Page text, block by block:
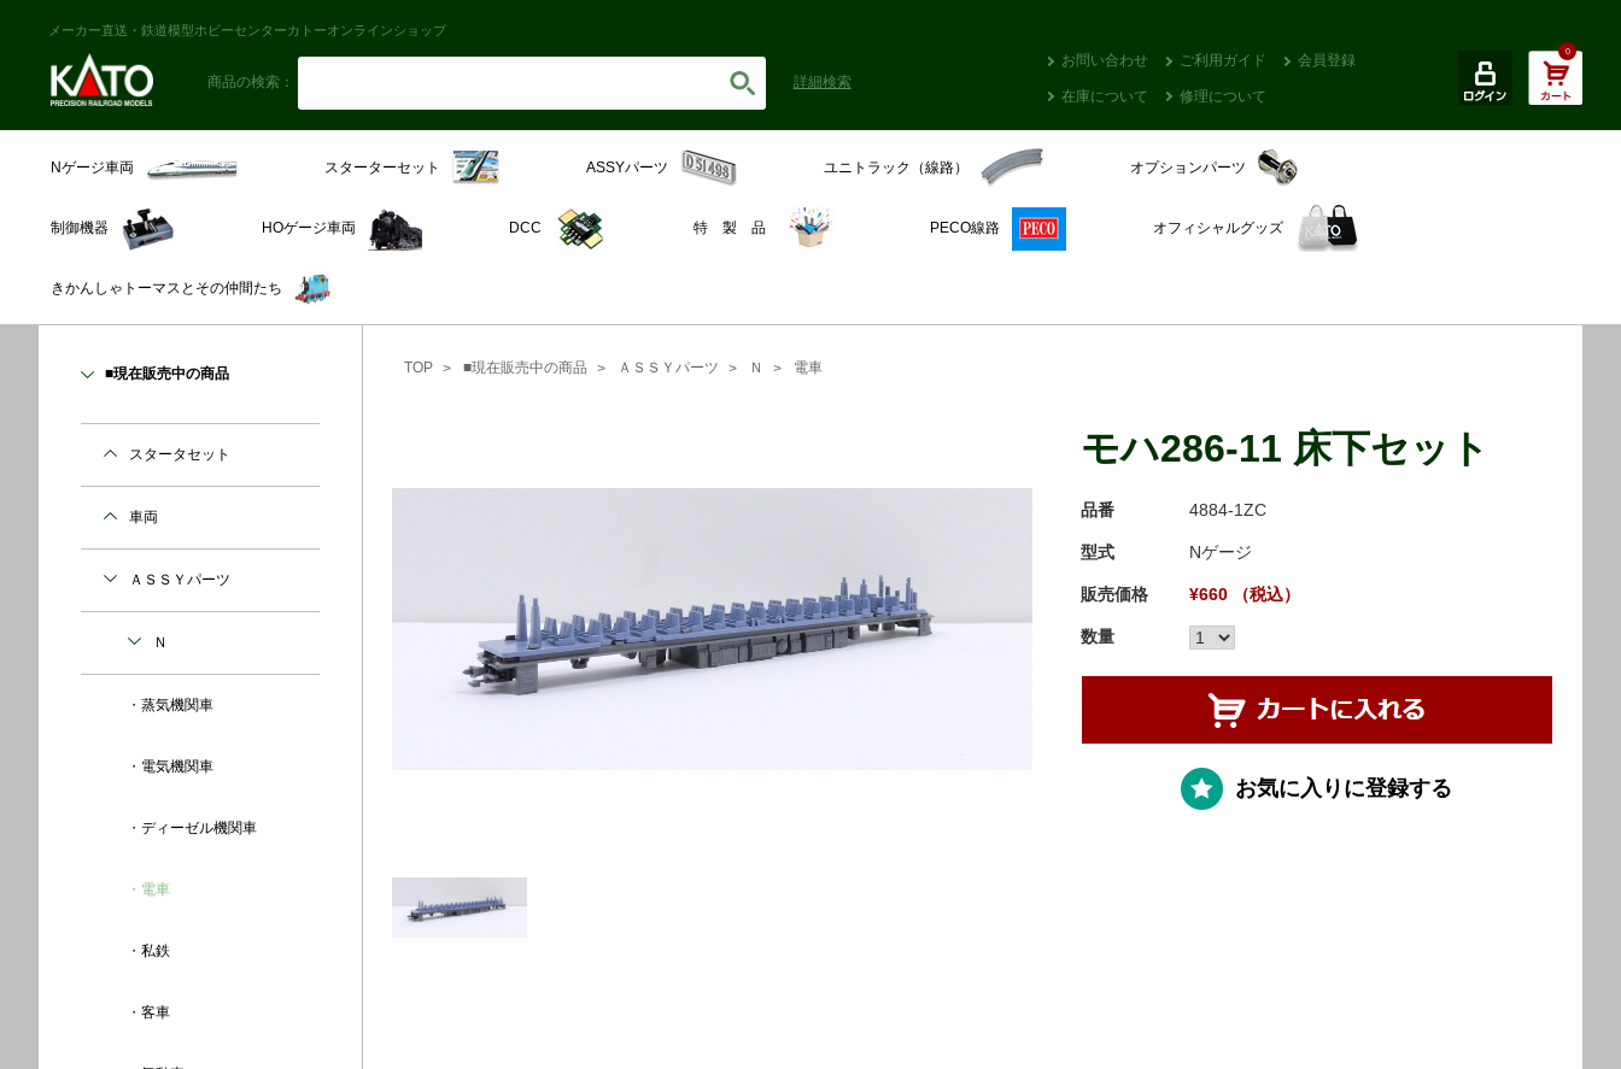
メーカー直送・鉄道模型ホビーセンターカトーオンラインショップ
商品の検索： 詳細検索
お問い合わせ ご利用ガイド 会員登録
在庫について 修理について
0
Nゲージ車両 スターターセット ASSYパーツ ユニトラック（線路） オプションパーツ
制御機器 HOゲージ車両 DCC 特 製 品 PECO線路 オフィシャルグッズ
きかんしゃトーマスとその仲間たち
TOP ■現在販売中の商品 ＡＳＳＹパーツ Ｎ 電車
モハ286-11 床下セット
品番 4884-1ZC
型式 Nゲージ
販売価格 ¥660 （税込）
数量
お気に入りに登録する
■現在販売中の商品
スタータセット
車両
ＡＳＳＹパーツ
Ｎ
蒸気機関車
電気機関車
ディーゼル機関車
電車
私鉄
客車